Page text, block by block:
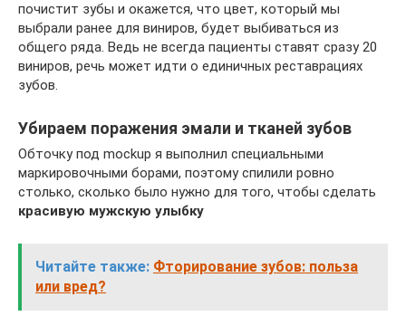
почистит зубы и окажется, что цвет, который мы
выбрали ранее для виниров, будет выбиваться из
общего ряда. Ведь не всегда пациенты ставят сразу 20
виниров, речь может идти о единичных реставрациях
зубов.
Убираем поражения эмали и тканей зубов
Обточку под mockup я выполнил специальными
маркировочными борами, поэтому спилили ровно
столько, сколько было нужно для того, чтобы сделать
красивую мужскую улыбку
Читайте также: Фторирование зубов: польза
или вред?